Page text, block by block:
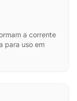
a corrente
para uso em